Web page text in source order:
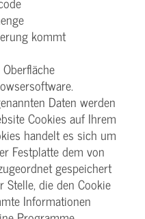
kommt
Daten werden
Cookies auf Ihrem
handelt es sich um
Festplatte dem von
gespeichert
die den Cookie
Informationen